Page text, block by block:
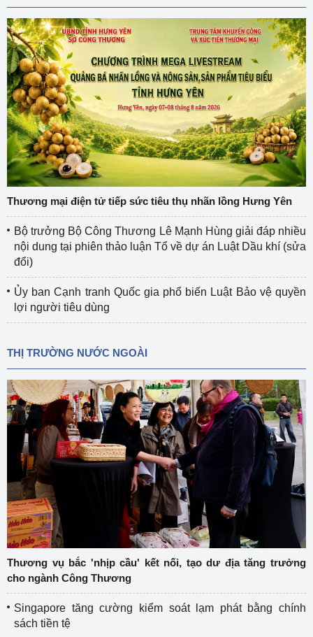
Thương mại điện tử tiếp sức tiêu thụ nhãn lồng Hưng Yên
Bộ trưởng Bộ Công Thương Lê Mạnh Hùng giải đáp nhiều
nội dung tại phiên thảo luận Tổ về dự án Luật Dầu khí (sửa
đổi)
Ủy ban Cạnh tranh Quốc gia phổ biến Luật Bảo vệ quyền
lợi người tiêu dùng
THỊ TRƯỜNG NƯỚC NGOÀI
Thương vụ bắc 'nhịp cầu' kết nối, tạo dư địa tăng trưởng
cho ngành Công Thương
Singapore tăng cường kiểm soát lạm phát bằng chính
sách tiền tệ